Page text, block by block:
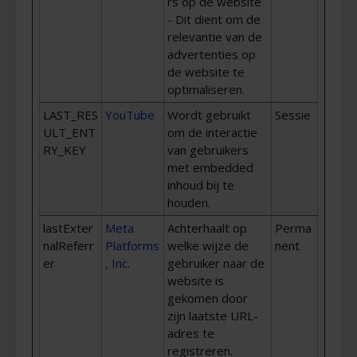
- Dit dient om de
relevantie van de
advertenties op
de website te
optimaliseren.
LAST_RES
ULT_ENT
RY_KEY
YouTube
Wordt gebruikt
om de interactie
van gebruikers
met embedded
inhoud bij te
houden.
Sessie
lastExter
nalReferr
er
Meta
Platforms
, Inc.
Achterhaalt op
welke wijze de
gebruiker naar de
website is
gekomen door
zijn laatste URL-
adres te
registreren.
Perma
nent